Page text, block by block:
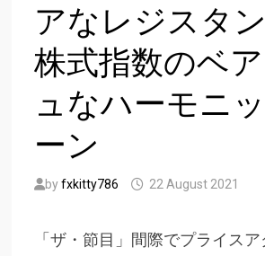
アなレジスタ
株式指数のベ
ュなハーモニ
ーン
byfxkitty786 22 August 2021
「ザ・節目」間際でプライス